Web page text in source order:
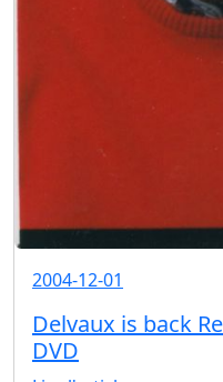
2004-12-01
Delvaux is back
DVD